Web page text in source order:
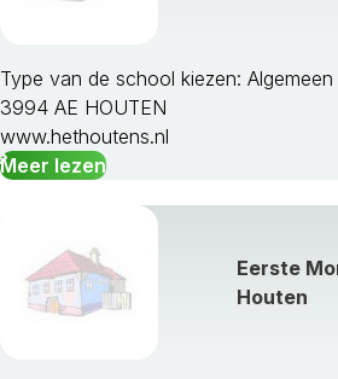
Type van de school kiezen:
3994 AE HOUTEN
www.hethoutens.nl
Meer lezen
Eerste
Houten